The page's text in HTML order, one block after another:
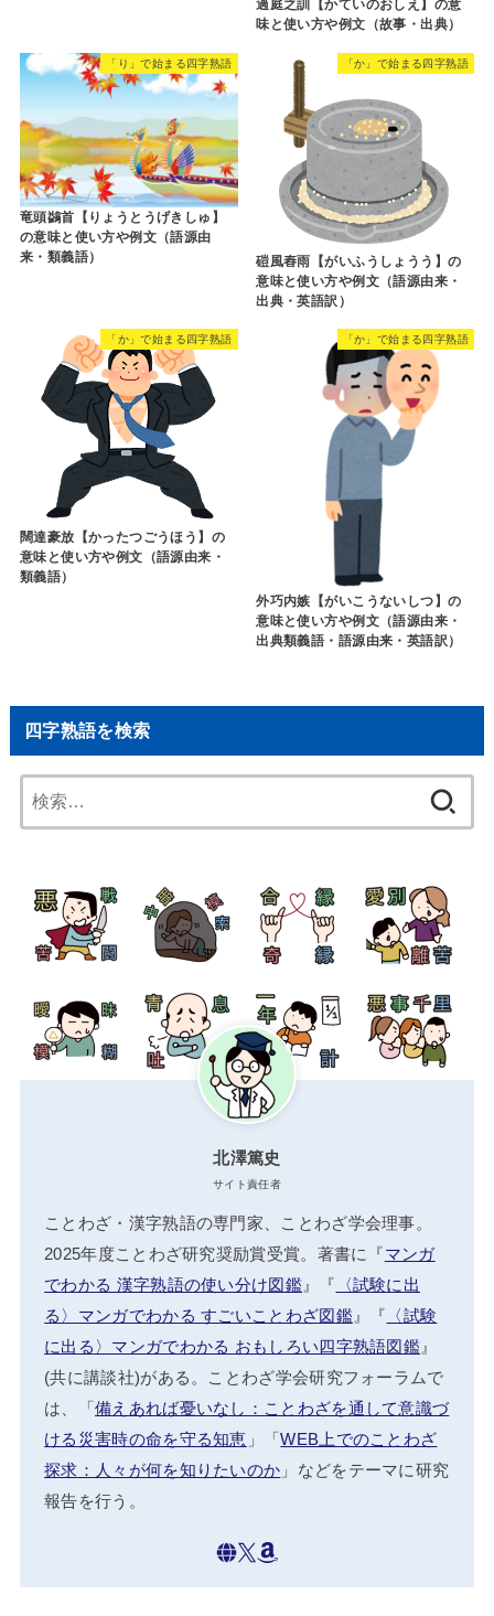
過庭之訓【かていのおしえ】の意
味と使い方や例文（故事・出典）
「り」で始まる四字熟語
竜頭鷁首【りょうとうげきしゅ】
の意味と使い方や例文（語源由
来・類義語）
「か」で始まる四字熟語
磑風舂雨【がいふうしょうう】の
意味と使い方や例文（語源由来・
出典・英語訳）
「か」で始まる四字熟語
闊達豪放【かったつごうほう】の
意味と使い方や例文（語源由来・
類義語）
「か」で始まる四字熟語
外巧内嫉【がいこうないしつ】の
意味と使い方や例文（語源由来・
出典類義語・語源由来・英語訳）
四字熟語を検索
索:
北澤篤史
サイト責任者
ことわざ・漢字熟語の専門家、ことわざ学会理事。
2025年度ことわざ研究奨励賞受賞。著書に『マンガ
でわかる 漢字熟語の使い分け図鑑』『 〈試験に出
る〉マンガでわかる すごいことわざ図鑑』『 〈試験
に出る〉マンガでわかる おもしろい四字熟語図鑑 』
(共に講談社)がある。ことわざ学会研究フォーラムで
は、「備えあれば憂いなし：ことわざを通して意識づ
ける災害時の命を守る知恵 」「WEB上でのことわざ
探求：人々が何を知りたいのか 」などをテーマに研究
報告を行う。